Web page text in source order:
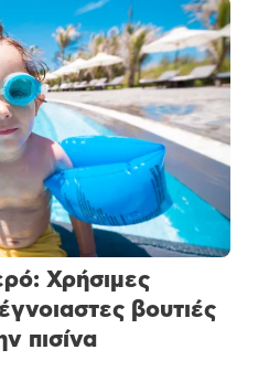
Χρήσιμες
βουτιές
πισίνα